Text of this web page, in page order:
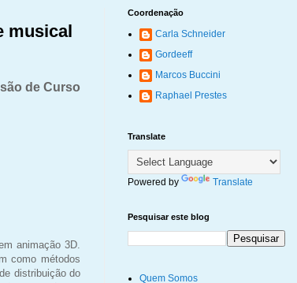
musical
de Curso
animação 3D.
como métodos
distribuição do
Coordenação
Carla Schneider
Gordeeff
Marcos Buccini
Raphael Prestes
Translate
Powered by Translate
Pesquisar este blog
Quem Somos